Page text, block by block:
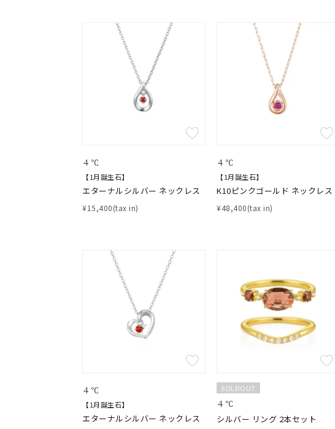
レッド
マルチカ
ファッションテイスト フェミニン
着用シーン オフィス
公式オンラインショ
レディース
リングサイズ
リングサイズ
価格
在庫 在庫ありのみ
４℃
【1月誕生石】
エターナルシルバー ネックレス
¥15,400(tax in)
４℃
【1月誕生石】
K10ピンクゴールド ネックレス
¥48,400(tax in)
４℃
【1月誕生石】
エターナルシルバー ネックレス
SOLDOUT
４℃
シルバー リング 2本セット